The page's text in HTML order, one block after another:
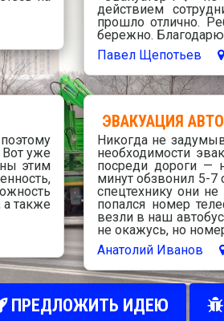
действием
прошло отлично.
бережно.
Павел Щепотьев
Вот уже
этим
а также
ЭВАКУАЦИЯ
Никогда не
необходимости
посреди дороги —
минут обзвонил 5-7
спецтехнику они
попался номер
везли в наш
не окажусь, но
Анатолий Иванов
ПРЕДЛОЖИТЬ ИДЕЮ